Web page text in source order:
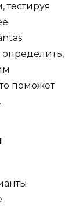
тестируя
поможет